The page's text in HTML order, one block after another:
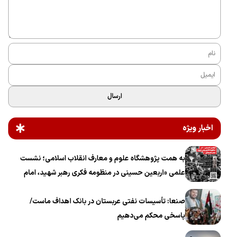
ارسال
اخبار ویژه
به همت پژوهشگاه علوم و معارف انقلاب اسلامی؛ نشست
علمی «اربعین حسینی در منظومه فکری رهبر شهید، امام
صنعا: تأسیسات نفتی عربستان در بانک اهداف ماست/
پاسخی محکم می‌دهیم